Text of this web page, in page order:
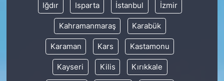
Iğdır Isparta İstanbul İzmir
Kahramanmaraş Karabük
Karaman Kars Kastamonu
Kayseri Kilis Kırıkkale